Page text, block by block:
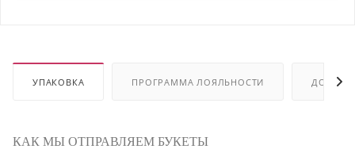
УПАКОВКА ПРОГРАММА ЛОЯЛЬНОСТИ
КАК МЫ ОТПРАВЛЯЕМ БУКЕТЫ